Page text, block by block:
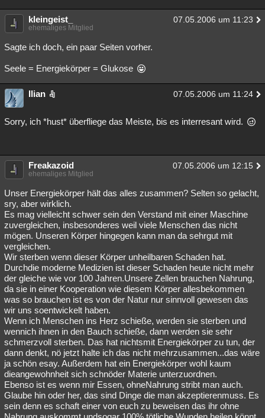
kleingeist_ 07.05.2006 um 11:23
ehemaliges Mitglied
Sagte ich doch, ein paar Seiten vorher.
Seele = Energiekörper = Glukose
Ilian 07.05.2006 um 11:24
Sorry, ich *hust* überfliege das Meiste, bis es interresant wird.
Freakazoid 07.05.2006 um 12:15
ehemaliges Mitglied
Unser Energiekörper hält das alles zusammen? Selten so gelacht,
sry, aber wirklich.
Es mag vielleicht schwer sein den Verstand mit einer Maschine
zuvergleichen, insbesonderes weil viele Menschen das nicht
mögen. Unseren Körper hingegen kann man da sehrgut mit
vergleichen.
Wir sterben wenn dieser Körper unheilbaren Schaden hat.
Durchdie moderne Medizien ist dieser Schaden heute nicht mehr
der gleiche wie vor 100 Jahren.Unsere Zellen brauchen Nahrung,
da sie in einer Kooperation wie diesem Körper allesbekommen
was so brauchen ist es von der Natur nur sinnvoll gewesen das
wir uns soentwickelt haben.
Wenn ich Menschen ins Herz schieße, werden sie sterben und
wennich ihnen in den Bauch schieße, dann werden sie sehr
schmerzvoll sterben. Das hat nichtsmit Energiekörper zu tun, der
dann denkt, nö jetzt halte ich das nicht mehrzusammen...das wäre
ja schön esay. Außerdem hat ein Energiekörper wohl kaum
dieangewohnheit sich schnöder Materie unterzuordnen.
Ebenso ist es wenn mir Essen, ohneNahrung stribt man auch.
Glaube hin oder her, das sind Dinge die man akzeptierenmuss. Es
sein denn es schaft einer von euch zu beweisen das ihr ohne